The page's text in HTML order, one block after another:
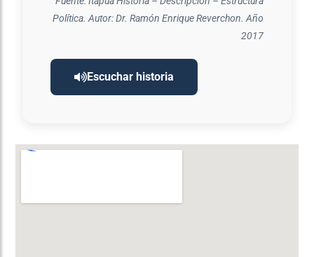
Política. Autor: Dr. Ramón Enrique Reverchon. Año
2017
Escuchar historia